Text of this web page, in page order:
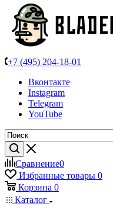
+7 (495) 204-18-01
Вконтакте
Instagram
Telegram
YouTube
Сравнение0
Избранные товары 0
Корзина 0
Каталог